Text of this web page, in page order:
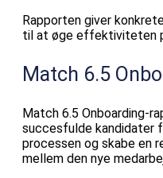
Rapporten giver
til at øge effektiviteten
Match 6.5
Match 6.5 Onboarding-
succesfulde kandidater
processen og skabe en
mellem den nye